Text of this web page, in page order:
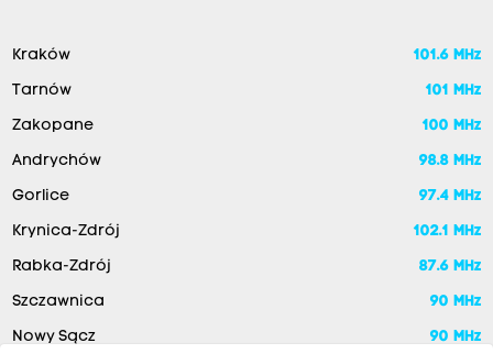
Kraków 101.6 MHz
Tarnów 101 MHz
Zakopane 100 MHz
Andrychów 98.8 MHz
Gorlice 97.4 MHz
Krynica-Zdrój 102.1 MHz
Rabka-Zdrój 87.6 MHz
Szczawnica 90 MHz
Nowy Sącz 90 MHz